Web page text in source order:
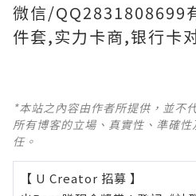
微信/QQ2831808699
件套,实力卡商,银行卡
*本站之內容由作者所提供，並不
所有博客的立場、真實性、準確
任。
【 U Creator 招募 】